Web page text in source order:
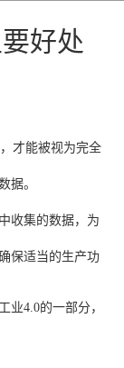
好处
才能被视为完全
据。
收集的数据，为
保适当的生产功
4.0的一部分，